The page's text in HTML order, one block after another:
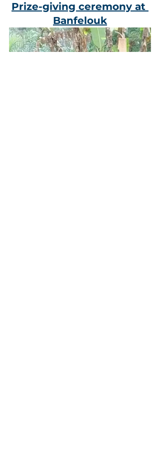
Prize-giving ceremony at
Banfelouk